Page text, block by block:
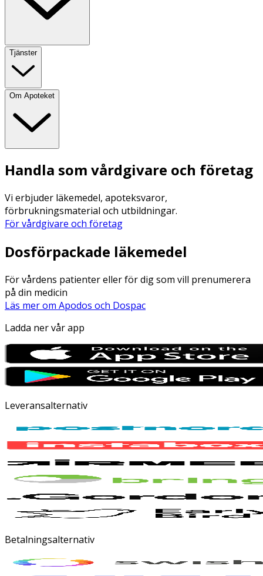
Tjänster
Om Apoteket
Handla som vårdgivare och företag
Vi erbjuder läkemedel, apoteksvaror,
förbrukningsmaterial och utbildningar.
För vårdgivare och företag
Dosförpackade läkemedel
För vårdens patienter eller för dig som vill prenumerera
på din medicin
Läs mer om Apodos och Dospac
Ladda ner vår app
Leveransalternativ
Betalningsalternativ